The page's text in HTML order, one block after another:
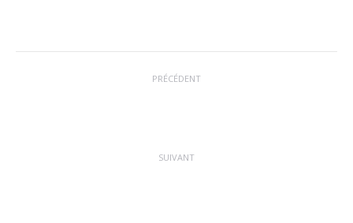
PRÉCÉDENT
SUIVANT